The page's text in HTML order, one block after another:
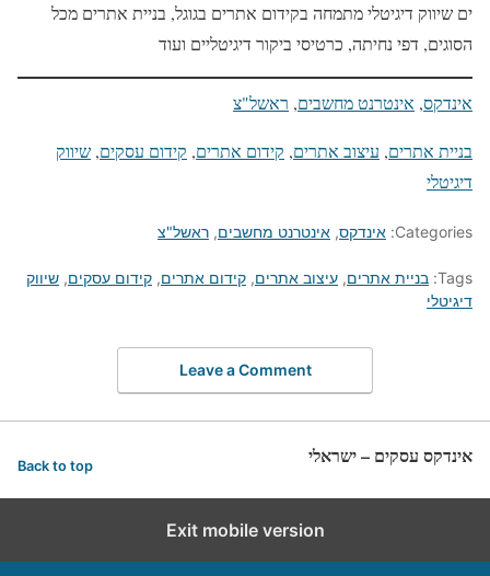
ים שיווק דיגיטלי מתמחה בקידום אתרים בגוגל, בניית אתרים מכל
הסוגים, דפי נחיתה, כרטיסי ביקור דיגיטליים ועוד
אינדקס, אינטרנט מחשבים, ראשל"צ
בניית אתרים, עיצוב אתרים, קידום אתרים, קידום עסקים, שיווק
דיגיטלי
Categories: אינדקס, אינטרנט מחשבים, ראשל"צ
Tags: בניית אתרים, עיצוב אתרים, קידום אתרים, קידום עסקים, שיווק
דיגיטלי
Leave a Comment
אינדקס עסקים – ישראלי Back to top
Exit mobile version